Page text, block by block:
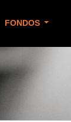
FONDOS